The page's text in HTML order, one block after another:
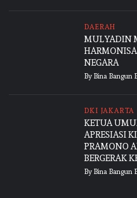
DAERAH
MULYADIN
NEGARA
By Bina Bangun
DKI JAKARTA
KETUA
APRESIASI
PRAMONO
BERGERAK
By Bina Bangun